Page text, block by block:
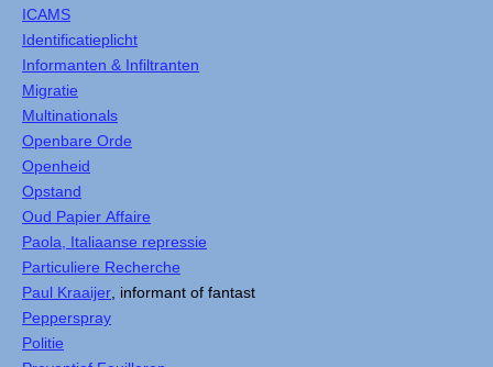
ICAMS
Identificatieplicht
Informanten & Infiltranten
Migratie
Multinationals
Openbare Orde
Openheid
Opstand
Oud Papier Affaire
Paola, Italiaanse repressie
Particuliere Recherche
Paul Kraaijer , informant of fantast
Pepperspray
Politie